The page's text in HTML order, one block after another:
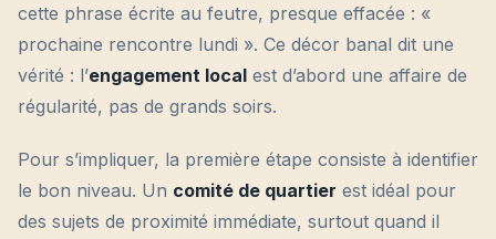
cette phrase écrite au feutre, presque effacée : «
prochaine rencontre lundi ». Ce décor banal dit une
vérité : l’engagement local est d’abord une affaire de
régularité, pas de grands soirs.
Pour s’impliquer, la première étape consiste à identifier
le bon niveau. Un comité de quartier est idéal pour
des sujets de proximité immédiate, surtout quand il